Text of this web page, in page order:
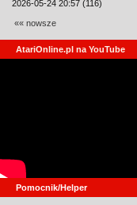
2026-05-24 20:57 (116)
«« nowsze
AtariOnline.pl na YouTube
Pomocnik/Helper